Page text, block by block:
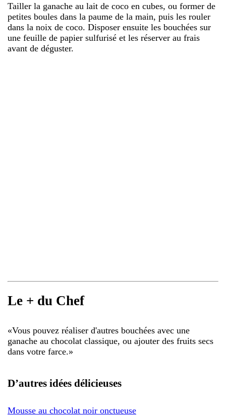
Tailler la ganache au lait de coco en cubes, ou former de
petites boules dans la paume de la main, puis les rouler
dans la noix de coco. Disposer ensuite les bouchées sur
une feuille de papier sulfurisé et les réserver au frais
avant de déguster.
Le + du Chef
«Vous pouvez réaliser d'autres bouchées avec une
ganache au chocolat classique, ou ajouter des fruits secs
dans votre farce.»
D’autres idées délicieuses
Mousse au chocolat noir onctueuse